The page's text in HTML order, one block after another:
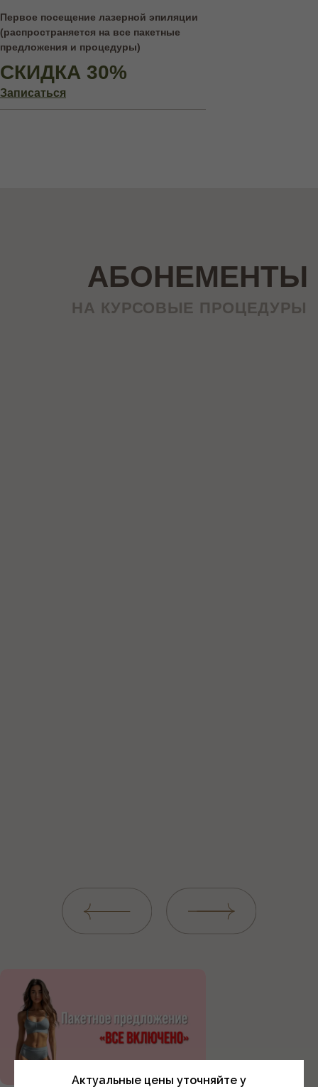
Первое посещение лазерной эпиляции
(распространяется на все пакетные
предложения и процедуры)
СКИДКА 30%
Записаться
Актуальные цены уточняйте у